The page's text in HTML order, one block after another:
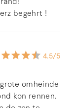
begehrt !
4.5/5
omheinde
kon rennen.